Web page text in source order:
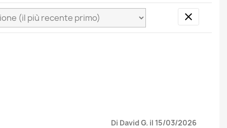

Di David G. il 15/03/2026